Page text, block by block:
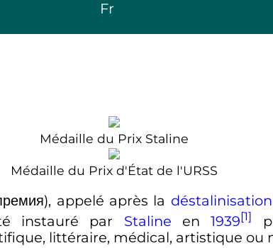
Fr
Médaille du Prix Staline
Médaille du Prix d'État de l'URSS
), appelé après la déstalinisation
instauré par Staline en1939[1]
littéraire, médical, artistique ou